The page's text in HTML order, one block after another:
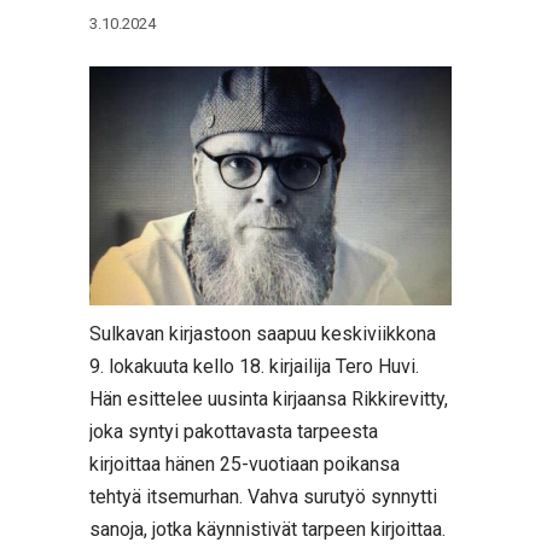
3.10.2024
Sulkavan kirjastoon saapuu keskiviikkona
9. lokakuuta kello 18. kirjailija Tero Huvi.
Hän esittelee uusinta kirjaansa Rikkirevitty,
joka syntyi pakottavasta tarpeesta
kirjoittaa hänen 25-vuotiaan poikansa
tehtyä itsemurhan. Vahva surutyö synnytti
sanoja, jotka käynnistivät tarpeen kirjoittaa.